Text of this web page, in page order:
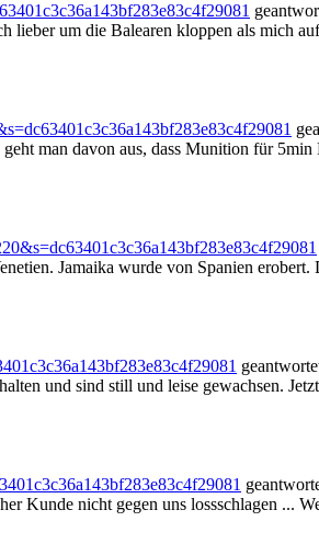
lieber um die Balearen kloppen als mich
man davon aus, dass Munition für 5min
Jamaika wurde von Spanien
und sind still und leise gewachsen.
Kunde nicht gegen uns lossschlagen ...